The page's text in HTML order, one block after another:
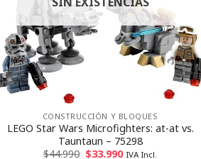
CONSTRUCCIÓN Y BLOQUES
LEGO Star Wars Microfighters: at-at vs.
Tauntaun – 75298
$44.990 $33.990 IVA Incl.